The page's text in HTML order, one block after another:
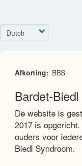
links
menu
Zoeken
Nieuws
Woordenlijst
Select
your
Afkorting BBS
Bardet-
De website is
2017 is
ouders voor
Biedl Syndroom.